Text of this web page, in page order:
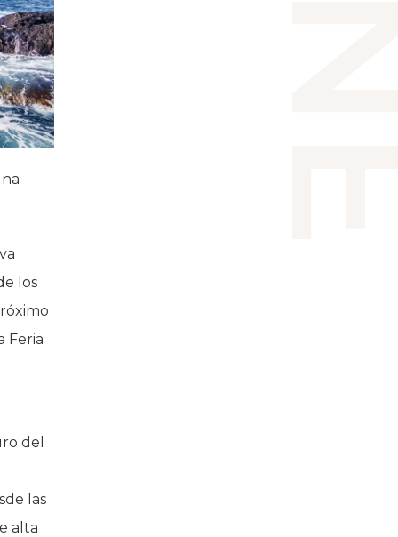
los
Feria
del
las
alta